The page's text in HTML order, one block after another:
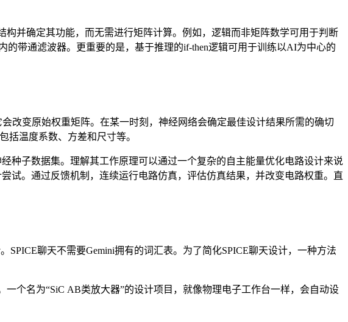
并确定其功能，而无需进行矩阵计算。例如，逻辑而非矩阵数学可用于判断
带通滤波器。更重要的是，基于推理的if-then逻辑可用于训练以AI为中心的
改变原始权重矩阵。在某一时刻，神经网络会确定最佳设计结果所需的确切
括温度系数、方差和尺寸等。
种子数据集。理解其工作原理可以通过一个复杂的自主能量优化电路设计来说
试。通过反馈机制，连续运行电路仿真，评估仿真结果，并改变电路权重。直
聊天不需要Gemini拥有的词汇表。为了简化SPICE聊天设计，一种方法
个名为“SiC AB类放大器”的设计项目，就像物理电子工作台一样，会自动设